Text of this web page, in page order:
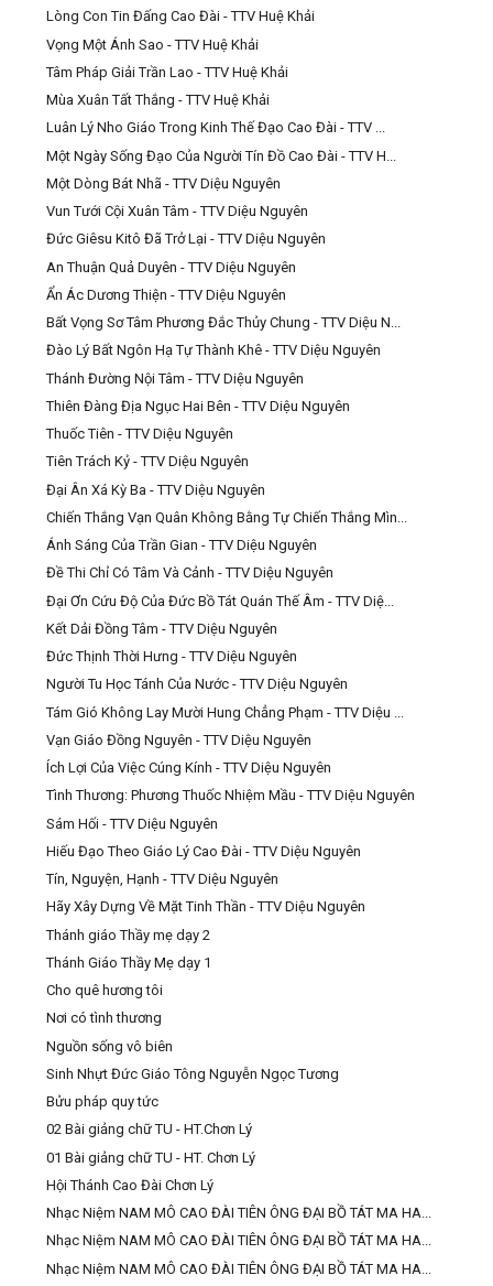
Lòng Con Tin Đấng Cao Đài - TTV Huệ Khải
Vọng Một Ánh Sao - TTV Huệ Khải
Tâm Pháp Giải Trần Lao - TTV Huệ Khải
Mùa Xuân Tất Thắng - TTV Huệ Khải
Luân Lý Nho Giáo Trong Kinh Thế Đạo Cao Đài - TTV ...
Một Ngày Sống Đạo Của Người Tín Đồ Cao Đài - TTV H...
Một Dòng Bát Nhã - TTV Diệu Nguyên
Vun Tưới Cội Xuân Tâm - TTV Diệu Nguyên
Đức Giêsu Kitô Đã Trở Lại - TTV Diệu Nguyên
An Thuận Quả Duyên - TTV Diệu Nguyên
Ẩn Ác Dương Thiện - TTV Diệu Nguyên
Bất Vọng Sơ Tâm Phương Đắc Thủy Chung - TTV Diệu N...
Đào Lý Bất Ngôn Hạ Tự Thành Khê - TTV Diệu Nguyên
Thánh Đường Nội Tâm - TTV Diệu Nguyên
Thiên Đàng Địa Ngục Hai Bên - TTV Diệu Nguyên
Thuốc Tiên - TTV Diệu Nguyên
Tiên Trách Kỷ - TTV Diệu Nguyên
Đại Ân Xá Kỳ Ba - TTV Diệu Nguyên
Chiến Thắng Vạn Quân Không Bằng Tự Chiến Thắng Mìn...
Ánh Sáng Của Trần Gian - TTV Diệu Nguyên
Đề Thi Chỉ Có Tâm Và Cảnh - TTV Diệu Nguyên
Đại Ơn Cứu Độ Của Đức Bồ Tát Quán Thế Âm - TTV Diệ...
Kết Dải Đồng Tâm - TTV Diệu Nguyên
Đức Thịnh Thời Hưng - TTV Diệu Nguyên
Người Tu Học Tánh Của Nước - TTV Diệu Nguyên
Tám Gió Không Lay Mười Hung Chẳng Phạm - TTV Diệu ...
Vạn Giáo Đồng Nguyên - TTV Diệu Nguyên
Ích Lợi Của Việc Cúng Kính - TTV Diệu Nguyên
Tình Thương: Phương Thuốc Nhiệm Mầu - TTV Diệu Nguyên
Sám Hối - TTV Diệu Nguyên
Hiếu Đạo Theo Giáo Lý Cao Đài - TTV Diệu Nguyên
Tín, Nguyện, Hạnh - TTV Diệu Nguyên
Hãy Xây Dựng Về Mặt Tinh Thần - TTV Diệu Nguyên
Thánh giáo Thầy mẹ dạy 2
Thánh Giáo Thầy Mẹ dạy 1
Cho quê hương tôi
Nơi có tình thương
Nguồn sống vô biên
Sinh Nhựt Đức Giáo Tông Nguyễn Ngọc Tương
Bửu pháp quy tức
02 Bài giảng chữ TU - HT.Chơn Lý
01 Bài giảng chữ TU - HT. Chơn Lý
Hội Thánh Cao Đài Chơn Lý
Nhạc Niệm NAM MÔ CAO ĐÀI TIÊN ÔNG ĐẠI BỒ TÁT MA HA...
Nhạc Niệm NAM MÔ CAO ĐÀI TIÊN ÔNG ĐẠI BỒ TÁT MA HA...
Nhạc Niệm NAM MÔ CAO ĐÀI TIÊN ÔNG ĐẠI BỒ TÁT MA HA...